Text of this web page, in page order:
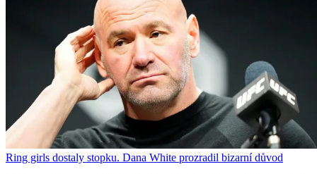
Ring girls dostaly stopku. Dana White prozradil bizarní důvod